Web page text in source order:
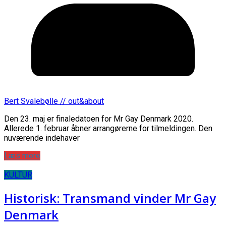
Bert Svalebølle // out&about
Den 23. maj er finaledatoen for Mr Gay Denmark 2020.
Allerede 1. februar åbner arrangørerne for tilmeldingen. Den
nuværende indehaver
Læs mere
KULTUR
Historisk: Transmand vinder Mr Gay
Denmark